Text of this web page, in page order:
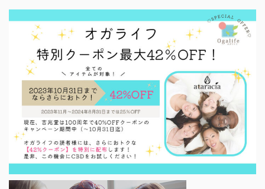
よね。
何時間眠ったとか、何時に寝た、起きた、などは日
常会話で出やすいですが、どんな寝具を使って、ど
んな環境で、どんな意識で寝ているか…
ということは、身近な人と話していても、あまり話
題にならかったりします。